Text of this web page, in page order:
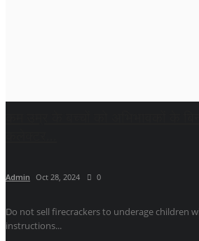
Admin Oct 28, 2024 0
Do not sell firecrackers to underage children
instructions...